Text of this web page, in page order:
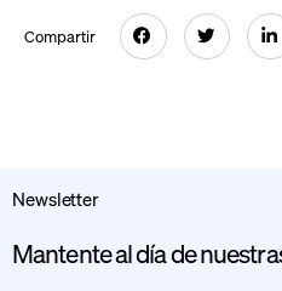
Compartir
Newsletter
Mantente al día de